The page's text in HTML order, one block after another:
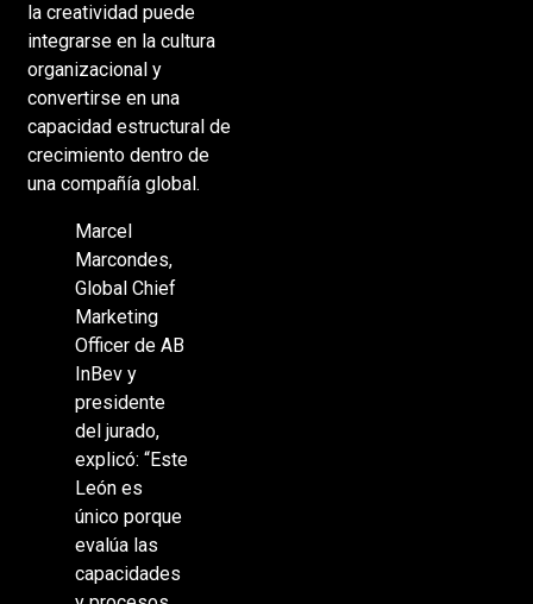
la creatividad puede
integrarse en la cultura
organizacional y
convertirse en una
capacidad estructural de
crecimiento dentro de
una compañía global.
Marcel
Marcondes,
Global Chief
Marketing
Officer de AB
InBev y
presidente
del jurado,
explicó: “Este
León es
único porque
evalúa las
capacidades